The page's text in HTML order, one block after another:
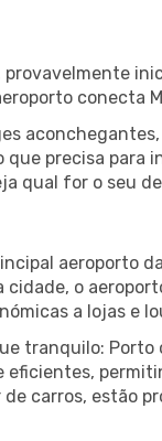
provavelmente
conecta
precisa para
qual for o seu
aeroporto
o
a lojas e
tranquilo:
carros, estão